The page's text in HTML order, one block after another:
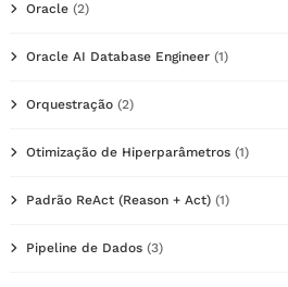
Oracle (2)
Oracle AI Database Engineer (1)
Orquestração (2)
Otimização de Hiperparâmetros (1)
Padrão ReAct (Reason + Act) (1)
Pipeline de Dados (3)